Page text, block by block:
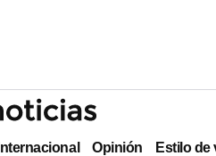
Internacional Opinión Estilo de